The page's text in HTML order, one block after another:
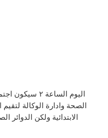
اليوم الساعة ٢
الصحة وادارة الوكالة
الابتدائية ولكن